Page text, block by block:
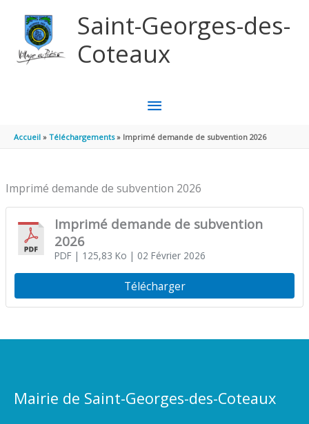
Saint-Georges-des-
Coteaux
MENU
PRINCIPAL
Accueil Téléchargements Imprimé demande de subvention 2026
Imprimé demande de subvention 2026
Imprimé demande de subvention
2026
PDF| 125,83 Ko | 02 Février 2026
Télécharger
Mairie de Saint-Georges-des-Coteaux